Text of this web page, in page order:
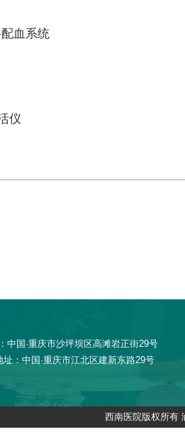
血系统
仪
中国·重庆市沙坪坝区高滩岩正街29号
址：中国·重庆市江北区建新东路29号
西南医院版权所有